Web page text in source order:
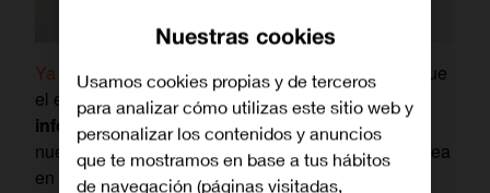
Ya lo contamos en su momentopero recordemos que
el egosurfing no es otra cosa que labúsqueda de
información propia(normalmente empezando por
nuestro propio nombre y apellidos) en Internet, ya sea
en páginas web, redes sociales, bases de datos,
Nuestras cookies
Usamos cookies propias y de terceros
para analizar cómo utilizas este sitio web y
personalizar los contenidos y anuncios
que te mostramos en base a tus hábitos
de navegación (páginas visitadas,